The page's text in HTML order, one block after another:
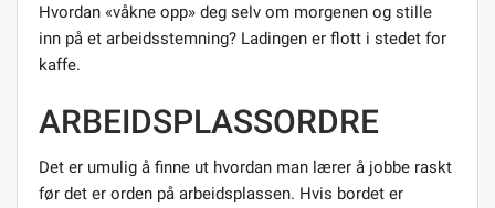
Hvordan «våkne opp» deg selv om morgenen og stille
inn på et arbeidsstemning? Ladingen er flott i stedet for
kaffe.
ARBEIDSPLASSORDRE
Det er umulig å finne ut hvordan man lærer å jobbe raskt
før det er orden på arbeidsplassen. Hvis bordet er